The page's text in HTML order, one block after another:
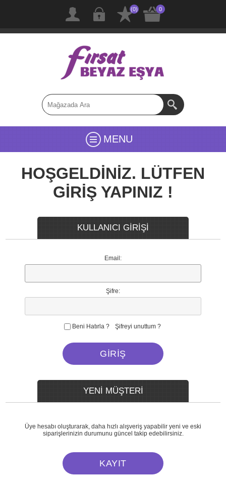
(0) 0
MENU
HOŞGELDİNİZ. LÜTFEN
GİRİŞ YAPINIZ !
KULLANICI GİRİŞİ
Email:
Şifre:
Beni Hatırla ? Şifreyi unuttum ?
YENİ MÜŞTERİ
Üye hesabı oluşturarak, daha hızlı alışveriş yapabilir yeni ve eski
siparişlerinizin durumunu güncel takip edebilirsiniz.